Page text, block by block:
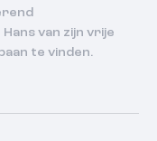
van zijn vrije
te vinden.